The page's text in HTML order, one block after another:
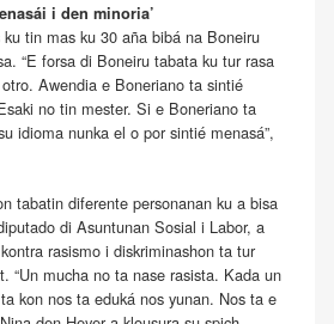
i den minoria’
tin mas ku 30 aña bibá na Boneiru
“E forsa di Boneiru tabata ku tur rasa
Awendia e Boneriano ta sintié
no tin mester. Si e Boneriano ta
idioma nunka el o por sintié menasá”,
tabatin diferente personanan ku a bisa
di Asuntunan Sosial i Labor, a
rasismo i diskriminashon ta tur
“Un mucha no ta nase rasista. Kada un
kon nos ta eduká nos yunan. Nos ta e